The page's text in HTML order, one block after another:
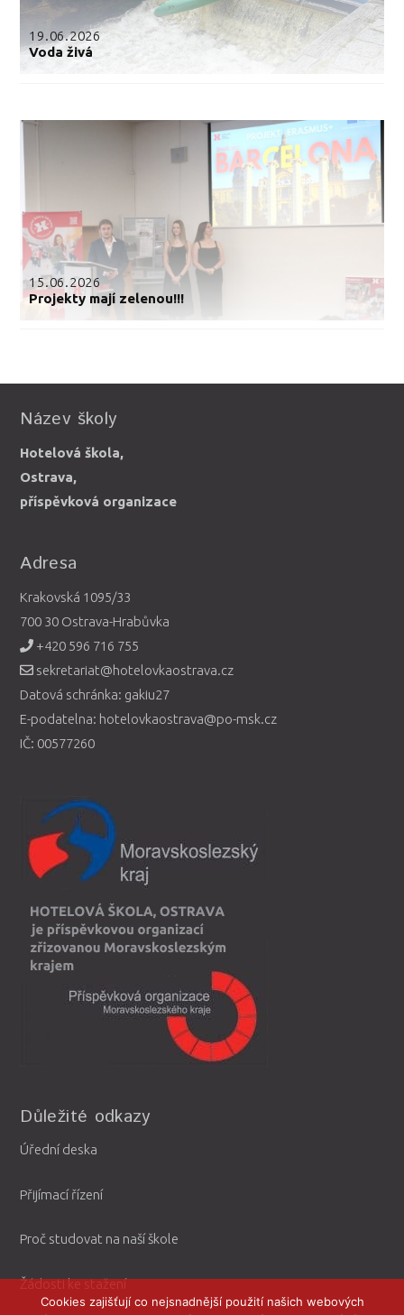
19.06.2026
Voda živá
15.06.2026
Projekty mají zelenou!!!
Název školy
Hotelová škola,
Ostrava,
příspěvková organizace
Adresa
Krakovská 1095/33
700 30 Ostrava-Hrabůvka
+420 596 716 755
sekretariat@hotelovkaostrava.cz
Datová schránka: gakiu27
E-podatelna: hotelovkaostrava@po-msk.cz
IČ: 00577260
Důležité odkazy
Úřední deska
Přijímací řízení
Proč studovat na naší škole
Žádosti ke stažení
Cookies zajišťují co nejsnadnější použití našich webových